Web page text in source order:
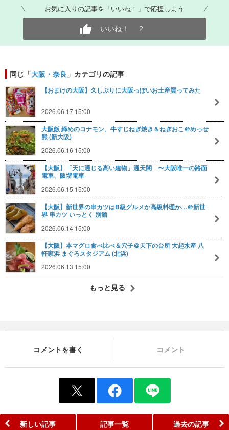
お気に入りの記事を「いいね！」で応援しよう
いいね！ 2
同じ「大阪・奈良 」カテゴリの記事
【おまけの大阪】久しぶりに大阪っぽいお土産買ってみた
2026.06.17 15:00
大阪飯 締めのコナモン、牛すじねぎ焼き＆ねぎおこ＠めっせ
熊 (新大阪)
2026.06.16 15:00
【大阪】「天に通じる高い建物」通天閣 〜大阪唯一の路面
電車、阪堺電車
2026.06.15 15:00
【大阪】新世界の串カツはB級グルメか高級料理か…＠新世
界 串カツ いっとく 別館
2026.06.14 15:00
【大阪】本マグロ食べ比べ＆穴子＠天下の台所 大起水産 八
軒家浜 まぐろスタジアム (北浜)
2026.06.13 15:00
もっと見る
コメントを書く コメント
新しい記事 記事一覧 過去の記事